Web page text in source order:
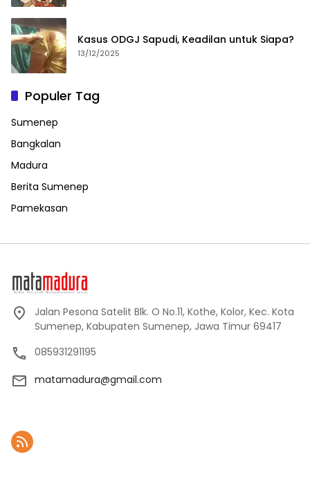
Kasus ODGJ Sapudi, Keadilan untuk Siapa?
13/12/2025
Populer Tag
Sumenep
Bangkalan
Madura
Berita Sumenep
Pamekasan
Jalan Pesona Satelit Blk. O No.11, Kothe, Kolor, Kec. Kota
Sumenep, Kabupaten Sumenep, Jawa Timur 69417
085931291195
matamadura@gmail.com